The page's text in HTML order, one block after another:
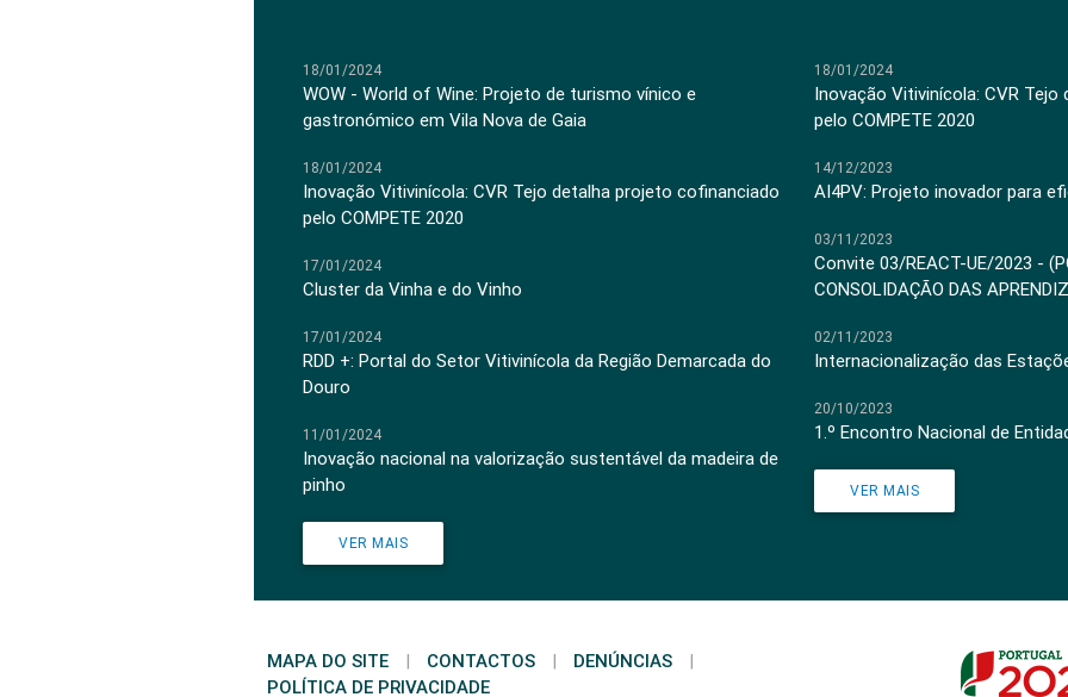
18/01/2024
WOW - World of Wine: Projeto de turismo vínico e
gastronómico em Vila Nova de Gaia
18/01/2024
Inovação Vitivinícola: CVR Tejo detalha projeto cofinanciado
pelo COMPETE 2020
17/01/2024
Cluster da Vinha e do Vinho
17/01/2024
RDD +: Portal do Setor Vitivinícola da Região Demarcada do
Douro
11/01/2024
Inovação nacional na valorização sustentável da madeira de
pinho
VER MAIS
18/01/2024
Inovação Vitivinícola: CVR
pelo COMPETE 2020
14/12/2023
AI4PV: Projeto inovador para
03/11/2023
Convite 03/REACT-UE/2023 -
CONSOLIDAÇÃO DAS
02/11/2023
Internacionalização das
20/10/2023
1.º Encontro Nacional de
VER MAIS
MAPA DO SITE | CONTACTOS | DENÚNCIAS
|
POLÍTICA DE PRIVACIDADE